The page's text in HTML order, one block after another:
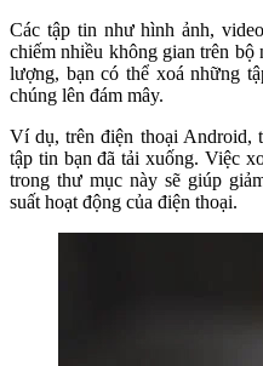
Các tập tin như hình ảnh,
chiếm nhiều không gian trên
lượng, bạn có thể xoá những
chúng lên đám mây.
Ví dụ, trên điện thoại Android,
tập tin bạn đã tải xuống. Việc
trong thư mục này sẽ giúp
suất hoạt động của điện thoại.